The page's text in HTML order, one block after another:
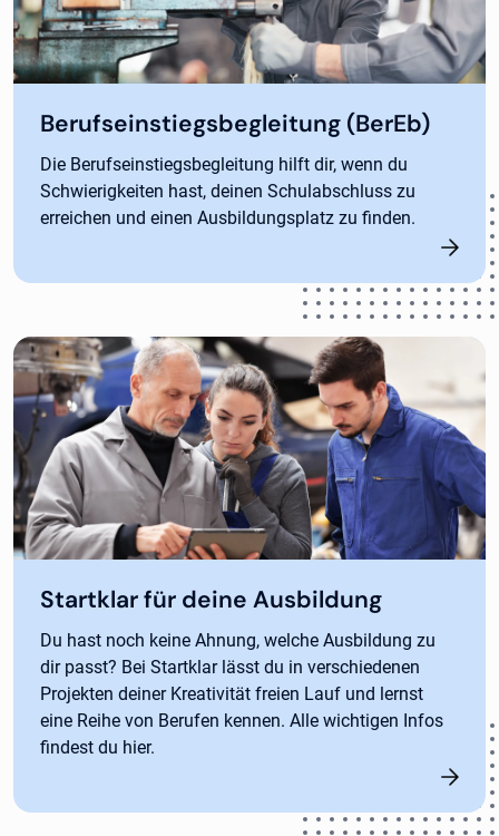
Berufseinstiegsbegleitung (BerEb)
Die Berufseinstiegsbegleitung hilft dir, wenn du
Schwierigkeiten hast, deinen Schulabschluss zu
erreichen und einen Ausbildungsplatz zu finden.
Startklar für deine Ausbildung
Du hast noch keine Ahnung, welche Ausbildung zu
dir passt? Bei Startklar lässt du in verschiedenen
Projekten deiner Kreativität freien Lauf und lernst
eine Reihe von Berufen kennen. Alle wichtigen Infos
findest du hier.